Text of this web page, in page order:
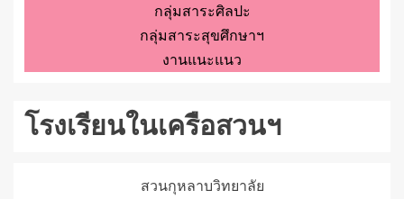
กลุ่มสาระศิลปะ
กลุ่มสาระสุขศึกษาฯ
งานแนะแนว
โรงเรียนในเครือสวนฯ
สวนกุหลาบวิทยาลัย